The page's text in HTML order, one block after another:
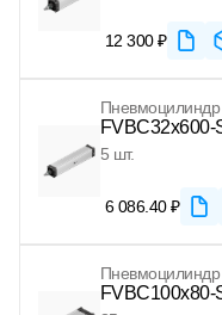
12 300 ₽
FVBC32x600-
5 шт.
6 086.40 ₽
FVBC100x80-